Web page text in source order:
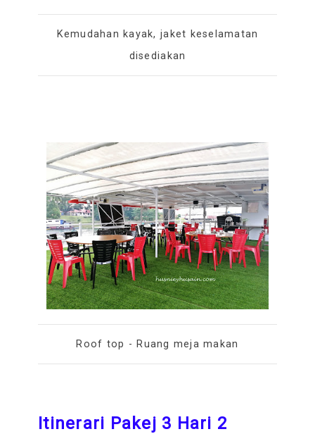
Kemudahan kayak, jaket keselamatan
disediakan
Roof top - Ruang meja makan
Itinerari Pakej 3 Hari 2